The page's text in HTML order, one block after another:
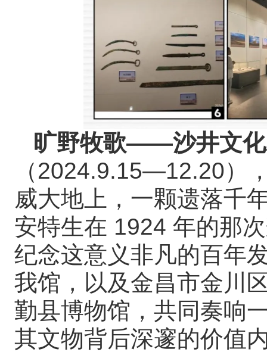
旷野牧歌——沙井文化
（2024.9.15—12.20）
威大地上，一颗遗落千
安特生在 1924 年的那
纪念这意义非凡的百年
我馆，以及金昌市金川
勤县博物馆，共同奏响
其文物背后深邃的价值